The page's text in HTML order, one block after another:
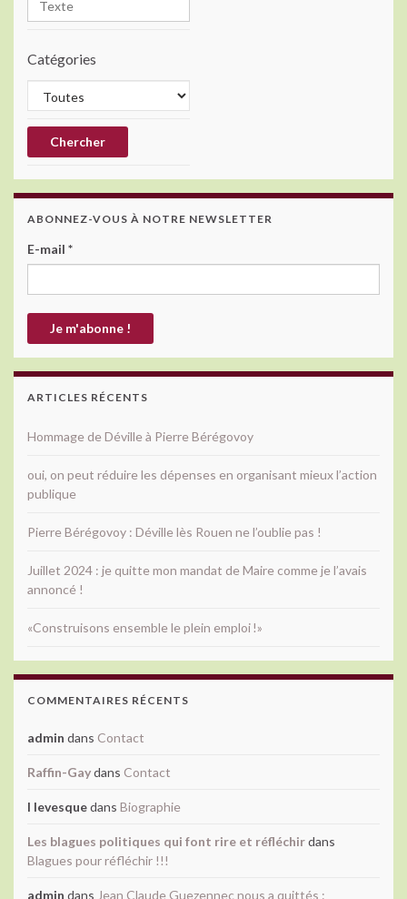
Catégories
ABONNEZ-VOUS À NOTRE NEWSLETTER
E-mail *
ARTICLES RÉCENTS
Hommage de Déville à Pierre Bérégovoy
oui, on peut réduire les dépenses en organisant mieux l’action
publique
Pierre Bérégovoy : Déville lès Rouen ne l’oublie pas !
Juillet 2024 : je quitte mon mandat de Maire comme je l’avais
annoncé !
«Construisons ensemble le plein emploi !»
COMMENTAIRES RÉCENTS
admin dans Contact
Raffin-Gaydans Contact
l levesquedans Biographie
Les blagues politiques qui font rire et réfléchirdans
Blagues pour réfléchir !!!
admin dans Jean Claude Guezennec nous a quittés :